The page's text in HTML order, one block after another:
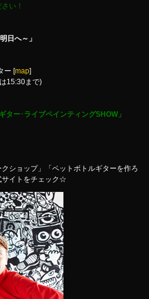
い！
日へ～」
ー [map]
15:30まで)
ター･ライブペインティングSHOW」
ショップ」「ペットボトルギターを作ろ
サイトをチェック☆